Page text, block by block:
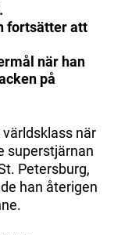
fortsätter att
när han
på
när
superstjärnan
Petersburg,
han återigen